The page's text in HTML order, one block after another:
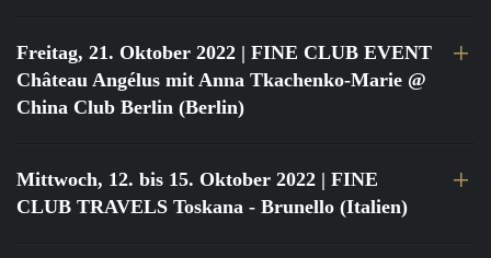
Freitag, 21. Oktober 2022 | FINE CLUB EVENT
Château Angélus mit Anna Tkachenko-Marie @
China Club Berlin (Berlin)
Mittwoch, 12. bis 15. Oktober 2022 | FINE
CLUB TRAVELS Toskana - Brunello (Italien)